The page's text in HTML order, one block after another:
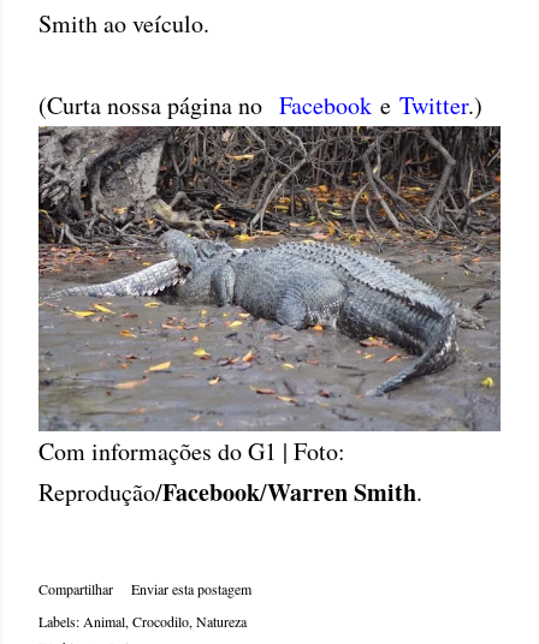
Smith ao veículo.
(Curta nossa página no Facebook e Twitter.)
Com informações do G1 | Foto:
Reprodução/Facebook/Warren Smith.
Compartilhar
Enviar esta postagem
Labels:Animal Crocodilo Natureza